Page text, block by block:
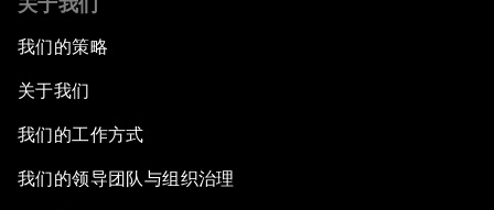
我们的策略
关于我们
我们的工作方式
我们的领导团队与组织治理